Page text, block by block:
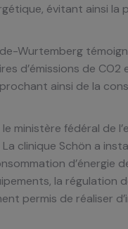
évitant ainsi la
Wurtemberg
d’émissions de CO2
ainsi de la
ministère fédéral de
clinique Schön a
d’énergie
la régulation
permis de réaliser